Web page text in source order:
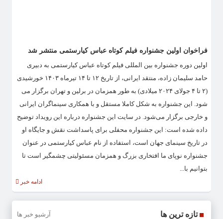
فراخوان اولین جشنواره فیلم کوتاه عباس کیارستمی منتشر شد
اولین دوره جشنواره بین المللی فیلم کوتاه عباس کیارستمی به دبیری
حامد سلیمان زاده، منتقد ایرانی، از تاریخ ۱۲ تا ۱۴ تیرماه ۱۴۰۳ خورشیدی
(۲ تا ۴ جولای ۲۰۲۴ میلادی) به طور همزمان در برلین و تهران برگزار می
شود. این جشنواره به شکل کاملا مستقل و با همکاری سینماگران ایرانی
و خارجی برگزار می‌شود. در سایت این جشنواره درباره این رویداد توضیح
داده شده است: این جشنواره محفلی برای پاسداشت نقش و جایگاه او
در تاریخ سینمای جهان است، استفاده از نام عباس کیارستمی در عنوان
جشنواره نوپای ما افتخاری بزرگ و همزمان مسئولیتی چشمگیر است تا
بتوانیم با...
ادامه خبر
تازه ترین ها آرشیو خبر ها